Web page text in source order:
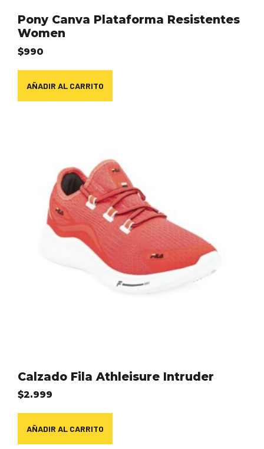
Pony Canva Plataforma Resistentes
Women
$990
AÑADIR AL CARRITO
Calzado Fila Athleisure Intruder
$2.999
AÑADIR AL CARRITO